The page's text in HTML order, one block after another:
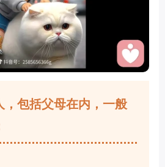
，包括父母在内，一般